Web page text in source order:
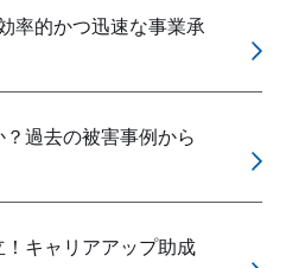
率的かつ迅速な事業承
過去の被害事例から
キャリアアップ助成